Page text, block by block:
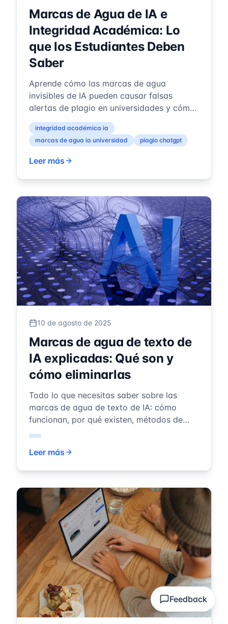
Marcas de Agua de IA e
Integridad Académica: Lo
que los Estudiantes Deben
Saber
Aprende cómo las marcas de agua
invisibles de IA pueden causar falsas
alertas de plagio en universidades y cómo
limpiar tus ensayos antes del envío para
protege...
integridad académica ia
marcas de agua ia universidad
plagio chatgpt
Leer más
10 de agosto de 2025
Marcas de agua de texto de
IA explicadas: Qué son y
cómo eliminarlas
Todo lo que necesitas saber sobre las
marcas de agua de texto de IA: cómo
funcionan, por qué existen, métodos de
detección y soluciones completas de
Leer más
Feedback